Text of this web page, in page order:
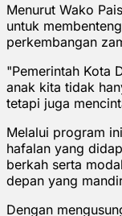
Menurut Wako
untuk
perkembangan
"Pemerintah Kota
anak kita tidak
tetapi juga
Melalui program
hafalan yang
berkah serta
depan yang
Dengan